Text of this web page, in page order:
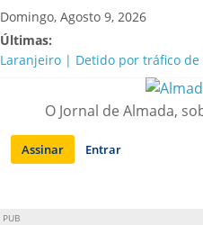
Saltar
para
conteúdo
Domingo, Agosto 9, 2026
Últimas:
Laranjeiro | Detido por tráfico
A “crise” da água em Almada:
Costa da Caparica | Polícia
irregularidades em habitações e
APA diz que falta de água em
O Jornal de Almada,
Assinar Entrar
PUB